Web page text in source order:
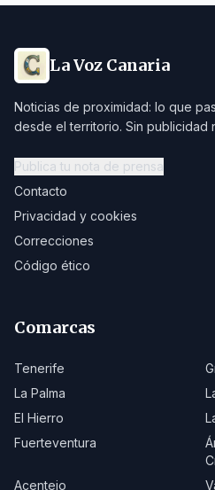
La Voz Canaria
Noticias de proximidad: lo que
desde el territorio. Sin publicidad
Publica tu nota de prensa
Contacto
Privacidad y cookies
Correcciones
Código ético
Comarcas
Tenerife
La Palma
El Hierro
Fuerteventura
Acentejo